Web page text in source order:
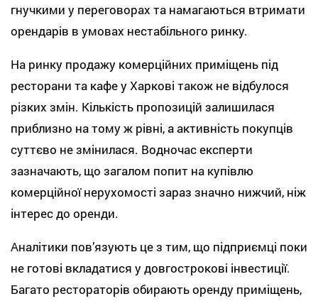
гнучкими у переговорах та намагаються втримати
орендарів в умовах нестабільного ринку.
На ринку продажу комерційних приміщень під
ресторани та кафе у Харкові також не відбулося
різких змін. Кількість пропозицій залишилася
приблизно на тому ж рівні, а активність покупців
суттєво не змінилася. Водночас експерти
зазначають, що загалом попит на купівлю
комерційної нерухомості зараз значно нижчий, ніж
інтерес до оренди.
Аналітики пов’язують це з тим, що підприємці поки
не готові вкладатися у довгострокові інвестиції.
Багато рестораторів обирають оренду приміщень,